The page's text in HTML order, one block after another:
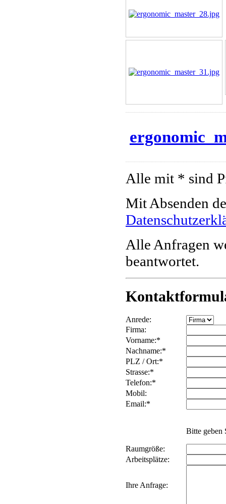
Alle mit * sind
Mit Absenden
Alle Anfragen
beantwortet.
Anrede:
Firma:
Vorname:*
Nachname:*
PLZ / Ort:*
Strasse:*
Telefon:*
Mobil:
Email:*
Bitte geben
Raumgröße:
Arbeitsplätze:
Ihre Anfrage: